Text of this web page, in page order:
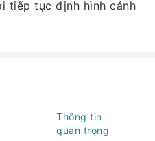
tiếp tục định hình cảnh
Thông tin
quan trọng